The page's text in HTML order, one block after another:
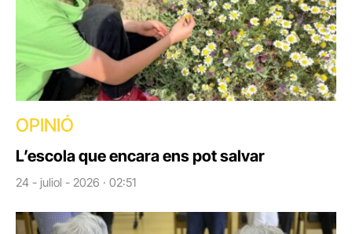
OPINIÓ
L’escola que encara ens pot salvar
24 - juliol - 2026 · 02:51